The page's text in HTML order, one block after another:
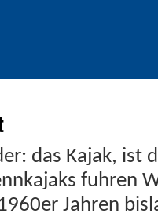
das Kajak, ist
fuhren
Jahren